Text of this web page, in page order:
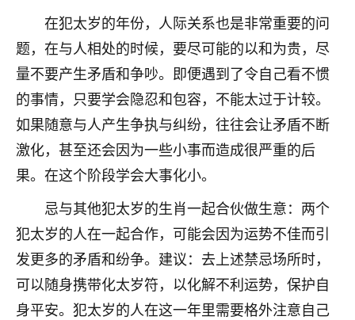
在犯太岁的年份，人际关系也是非常重要的问
题，在与人相处的时候，要尽可能的以和为贵，尽
量不要产生矛盾和争吵。即便遇到了令自己看不惯
的事情，只要学会隐忍和包容，不能太过于计较。
如果随意与人产生争执与纠纷，往往会让矛盾不断
激化，甚至还会因为一些小事而造成很严重的后
果。在这个阶段学会大事化小。
忌与其他犯太岁的生肖一起合伙做生意：两个
犯太岁的人在一起合作，可能会因为运势不佳而引
发更多的矛盾和纷争。建议：去上述禁忌场所时，
可以随身携带化太岁符，以化解不利运势，保护自
身平安。犯太岁的人在这一年里需要格外注意自己
老师做不做超度法事？我想给我奶奶做超度，她今年
刚去世了。
七零老顽童 ：我母亲前年离世，刚开始我经常
做梦梦见她，后来也是朋友介绍，找到慧来老
师，安排了超度法事，做梦再也没有梦到过
了，一开始是半信半疑的，图个心安，给亡母
超度，现在看来，人不信也不行。
2天前 来自云南
优秀的张同学
老师收徒吗？？我对这些很感兴趣
2天前 来自山西